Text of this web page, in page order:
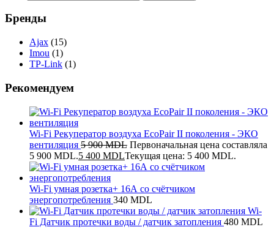
Бренды
Ajax (15)
Imou (1)
TP-Link (1)
Рекомендуем
Wi-Fi Рекуператор воздуха EcoPair II поколения - ЭКО
вентиляция 5 900MDL Первоначальная цена составляла
5 900 MDL.5 400 MDLТекущая цена: 5 400 MDL.
Wi-Fi умная розетка+ 16А со счётчиком
энергопотребления 340 MDL
Wi-
Fi Датчик протечки воды / датчик затопления 480 MDL